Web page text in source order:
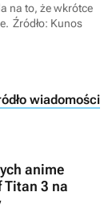
na to, że wkrótce
Źródło: Kunos
wiadomości
anime
Titan 3 na